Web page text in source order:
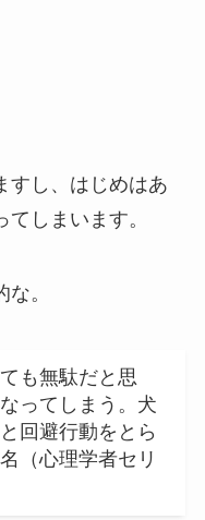
すし、はじめはあ
しまいます。
。
も無駄だと思
ってしまう。犬
回避行動をとら
（心理学者セリ